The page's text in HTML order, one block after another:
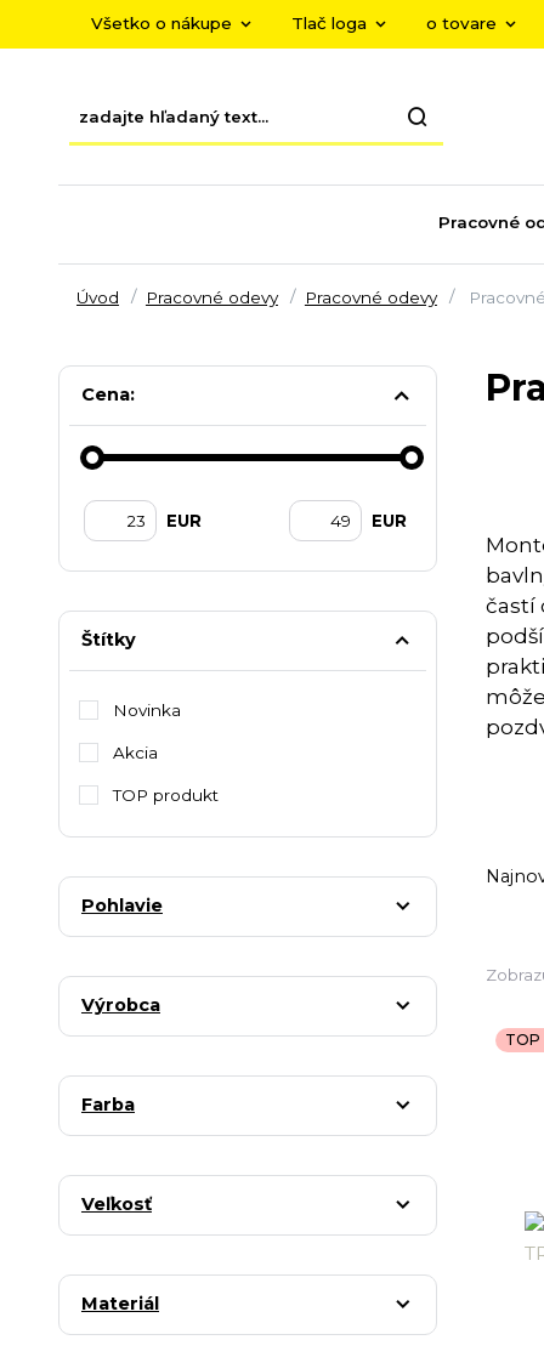
Všetko o nákupe Tlač loga o tovare
Pracovné
Úvod Pracovné odevy Pracovné odevy
častí
TOP
Cena:
EUR EUR
Štítky
Novinka
Akcia
TOP produkt
Pohlavie
Výrobca
Farba
Veľkosť
Materiál